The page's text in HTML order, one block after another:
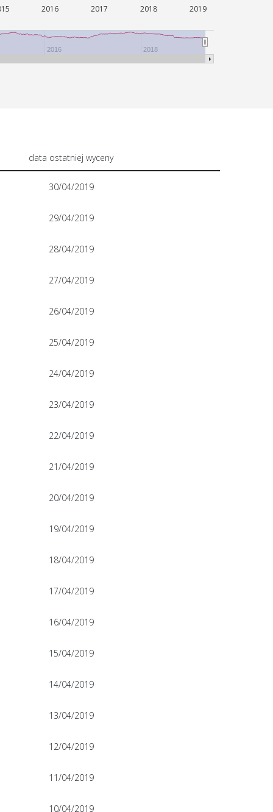
2016 2017 2018 2019
2016 2018
data ostatniej wyceny
30/04/2019
29/04/2019
28/04/2019
27/04/2019
26/04/2019
25/04/2019
24/04/2019
23/04/2019
22/04/2019
21/04/2019
20/04/2019
19/04/2019
18/04/2019
17/04/2019
16/04/2019
15/04/2019
14/04/2019
13/04/2019
12/04/2019
11/04/2019
10/04/2019